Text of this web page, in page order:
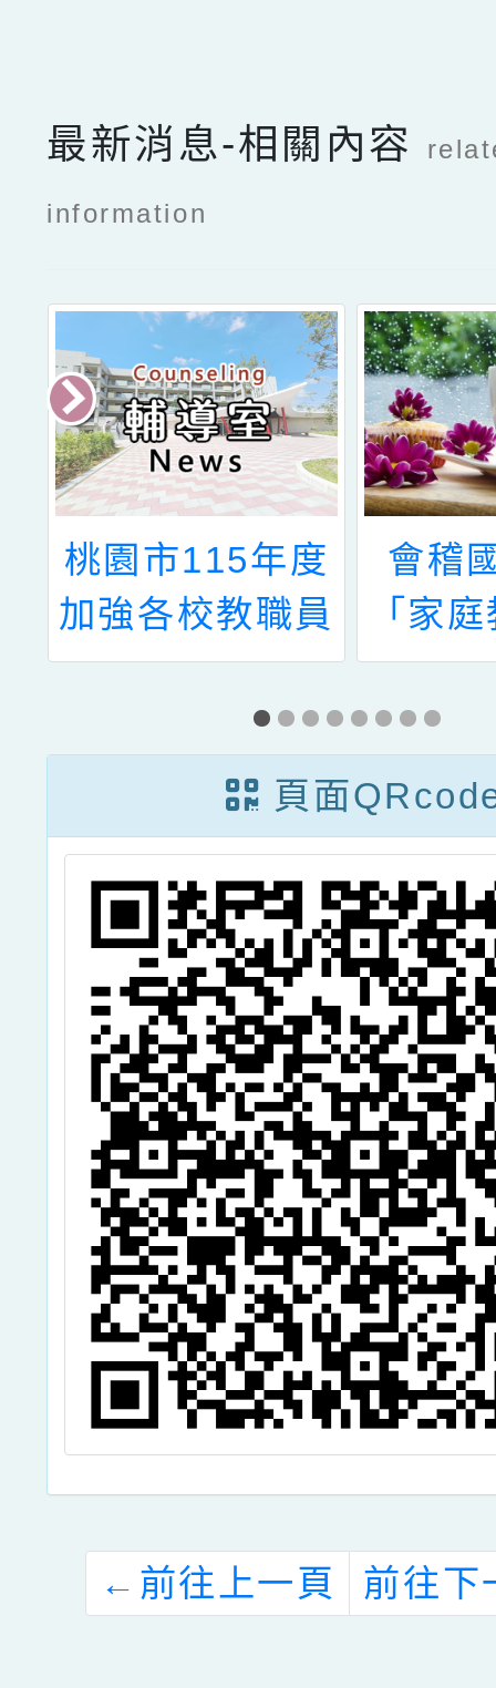
最新消息-相關內容
information
桃園市115年度
加強各校教職員
及家長特教知能
研習辦理特教知
能研習----《動
一動，更專心：
物理治療觀點下
提升學生課堂專
注力之運動策
略》----
會稽
「家
化計
頁面
← 前往上一頁 前往下